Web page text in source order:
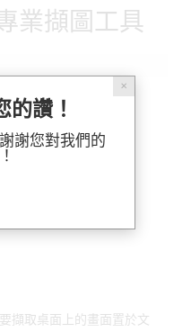
業擷圖工具
Bl
u
es
y
分
享
擷取桌面上的畫面置於文
✕
的讚！
謝您對我們的